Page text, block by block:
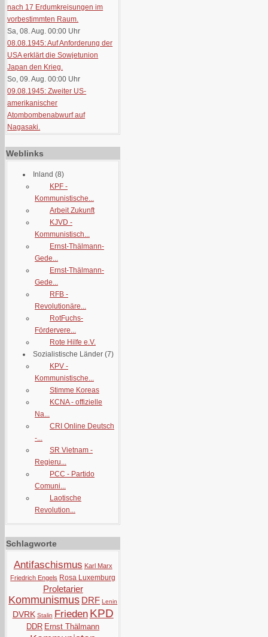
nach 17 Erdumkreisungen im
vorbestimmten Raum.
Sa, 08. Aug. 00:00 Uhr
08.08.1945: Auf Anforderung der
USA erklärt die Sowjetunion
Japan den Krieg.
So, 09. Aug. 00:00 Uhr
09.08.1945: Zweiter US-
amerikanischer
Atombombenabwurf auf
Nagasaki.
Weblinks
Inland (8)
KPF -
Kommunistische...
Arbeit Zukunft
KJVD -
Kommunistisch...
Ernst-Thälmann-
Gede...
Ernst-Thälmann-
Gede...
RFB -
Revolutionäre...
RotFuchs-
Fördervere...
Rote Hilfe e.V.
Sozialistische Länder (7)
KPV -
Kommunistische...
Stimme Koreas
KCNA - offizielle
Na...
CRI Online Deutsch
-...
SR Vietnam -
Regieru...
PCC - Partido
Comuni...
Laotische
Revolution...
Schlagworte
Antifaschismus Karl Marx
Friedrich Engels Rosa Luxemburg
Proletarier
Kommunismus DRF Lenin
DVRK Stalin Frieden KPD
DDR Ernst Thälmann